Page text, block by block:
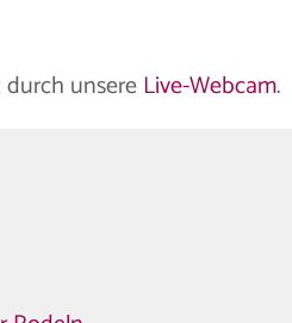
unsereLive-Webcam.